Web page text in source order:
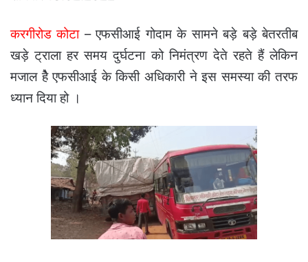
करगीरोड कोटा– एफसीआई गोदाम के सामने बड़े बड़े बेतरतीब
खड़े ट्राला हर समय दुर्घटना को निमंत्रण देते रहते हैं लेकिन
मजाल हेै एफसीआई के किसी अधिकारी ने इस समस्या की तरफ
ध्यान दिया हो ।